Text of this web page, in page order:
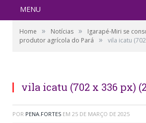
MENU
Home » Notícias »
Igarapé-Miri se
produtor agrícola do Pará
» vila icatu
vila icatu (702 x 336 px)
POR PENA.FORTES EM 25 DE MARÇO DE 2025